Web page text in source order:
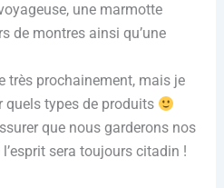
une marmotte
de montres ainsi qu’une
très prochainement, mais je
quels types de produits
que nous garderons nos
sera toujours citadin !